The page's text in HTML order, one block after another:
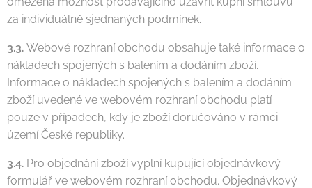
za individuálně sjednaných podmínek.
3.3. Webové rozhraní obchodu obsahuje také informace o
nákladech spojených s balením a dodáním zboží.
Informace o nákladech spojených s balením a dodáním
zboží uvedené ve webovém rozhraní obchodu platí
pouze v případech, kdy je zboží doručováno v rámci
území České republiky.
3.4. Pro objednání zboží vyplní kupující objednávkový
formulář ve webovém rozhraní obchodu. Objednávkový